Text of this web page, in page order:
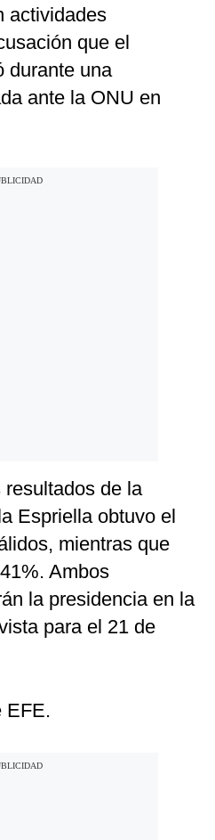
actividades
que el
durante una
ante la ONU en
de la
Espriella obtuvo el
mientras que
Ambos
la presidencia en la
para el 21 de
EFE.